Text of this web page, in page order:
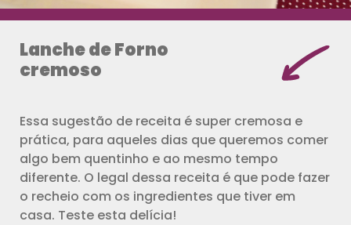
Lanche de Forno
cremoso
Essa sugestão de receita é super cremosa e
prática, para aqueles dias que queremos comer
algo bem quentinho e ao mesmo tempo
diferente. O legal dessa receita é que pode fazer
o recheio com os ingredientes que tiver em
casa. Teste esta delícia!